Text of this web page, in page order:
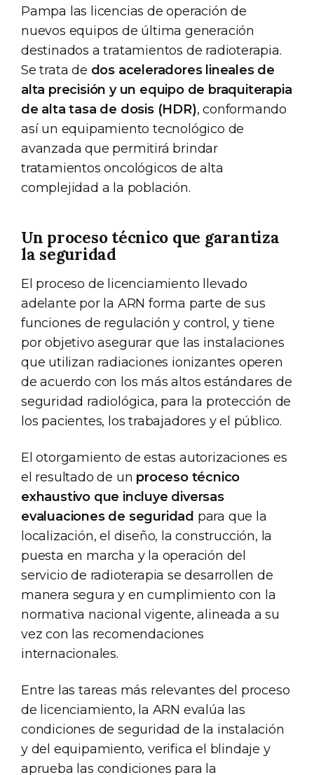
Pampa las licencias de operación de
nuevos equipos de última generación
destinados a tratamientos de radioterapia.
Se trata de dos aceleradores lineales de
alta precisión y un equipo de braquiterapia
de alta tasa de dosis (HDR), conformando
así un equipamiento tecnológico de
avanzada que permitirá brindar
tratamientos oncológicos de alta
complejidad a la población.
Un proceso técnico que garantiza
la seguridad
El proceso de licenciamiento llevado
adelante por la ARN forma parte de sus
funciones de regulación y control, y tiene
por objetivo asegurar que las instalaciones
que utilizan radiaciones ionizantes operen
de acuerdo con los más altos estándares de
seguridad radiológica, para la protección de
los pacientes, los trabajadores y el público.
El otorgamiento de estas autorizaciones es
el resultado de un proceso técnico
exhaustivo que incluye diversas
evaluaciones de seguridad para que la
localización, el diseño, la construcción, la
puesta en marcha y la operación del
servicio de radioterapia se desarrollen de
manera segura y en cumplimiento con la
normativa nacional vigente, alineada a su
vez con las recomendaciones
internacionales.
Entre las tareas más relevantes del proceso
de licenciamiento, la ARN evalúa las
condiciones de seguridad de la instalación
y del equipamiento, verifica el blindaje y
aprueba las condiciones para la